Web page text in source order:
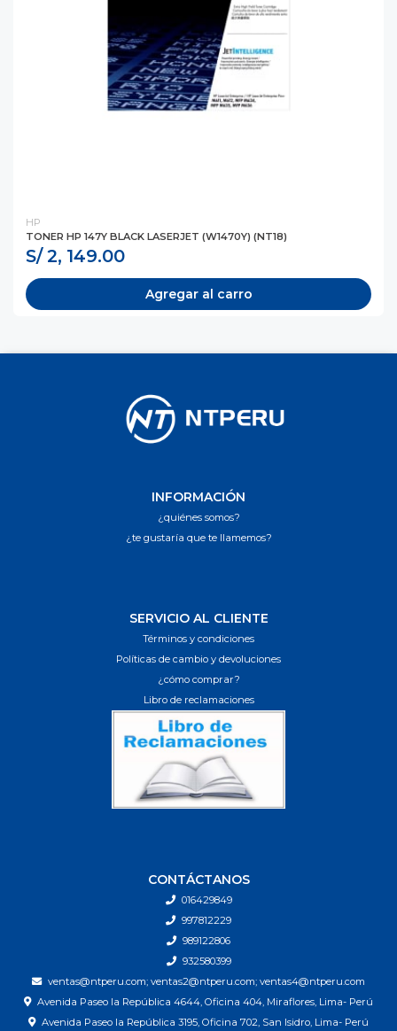
HP
TONER HP 147Y BLACK LASERJET (W1470Y) (NT18)
S/ 2, 149.00
Agregar al carro
INFORMACIÓN
¿quiénes somos?
¿te gustaría que te llamemos?
SERVICIO AL CLIENTE
Términos y condiciones
Políticas de cambio y devoluciones
¿cómo comprar?
Libro de reclamaciones
CONTÁCTANOS
016429849
997812229
989122806
932580399
ventas@ntperu.com; ventas2@ntperu.com; ventas4@ntperu.com
Avenida Paseo la República 4644, Oficina 404, Miraflores, Lima- Perú
Avenida Paseo la República 3195, Oficina 702, San Isidro, Lima- Perú